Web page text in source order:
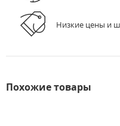
Низкие цены и
Похожие товары